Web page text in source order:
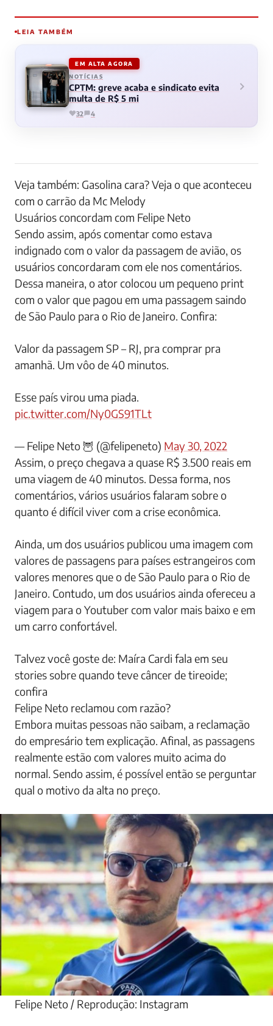
LEIA TAMBÉM
EM ALTA AGORA
NOTÍCIAS
CPTM: greve acaba e sindicato evita
multa de R$ 5 mi
32 4
Veja também: Gasolina cara? Veja o que aconteceu
com o carrão da Mc Melody
Usuários concordam com Felipe Neto
Sendo assim, após comentar como estava
indignado com o valor da passagem de avião, os
usuários concordaram com ele nos comentários.
Dessa maneira, o ator colocou um pequeno print
com o valor que pagou em uma passagem saindo
de São Paulo para o Rio de Janeiro. Confira:
Valor da passagem SP – RJ, pra comprar pra
amanhã. Um vôo de 40 minutos.
Esse país virou uma piada.
pic.twitter.com/Ny0GS91TLt
— Felipe Neto 🦉 (@felipeneto) May 30, 2022
Assim, o preço chegava a quase R$ 3.500 reais em
uma viagem de 40 minutos. Dessa forma, nos
comentários, vários usuários falaram sobre o
quanto é difícil viver com a crise econômica.
Ainda, um dos usuários publicou uma imagem com
valores de passagens para países estrangeiros com
valores menores que o de São Paulo para o Rio de
Janeiro. Contudo, um dos usuários ainda ofereceu a
viagem para o Youtuber com valor mais baixo e em
um carro confortável.
Talvez você goste de: Maíra Cardi fala em seu
stories sobre quando teve câncer de tireoide;
confira
Felipe Neto reclamou com razão?
Embora muitas pessoas não saibam, a reclamação
do empresário tem explicação. Afinal, as passagens
realmente estão com valores muito acima do
normal. Sendo assim, é possível então se perguntar
qual o motivo da alta no preço.
Felipe Neto / Reprodução: Instagram